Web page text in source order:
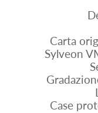
Carta
Sylveon
Case